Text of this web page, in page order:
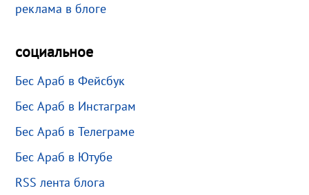
реклама в блоге
социальное
Бес Араб в Фейсбук
Бес Араб в Инстаграм
Бес Араб в Телеграме
Бес Араб в Ютубе
RSS лента блога